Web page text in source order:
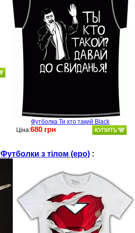
Футболка Ти хто такий Black
Ціна:680 грн
Футболки з тілом (еро) :